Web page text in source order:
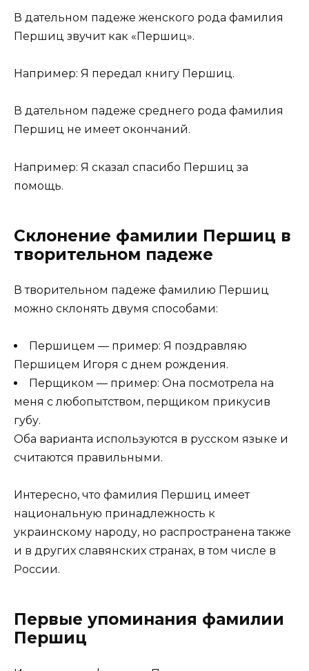
В дательном падеже женского рода фамилия
Першиц звучит как «Першиц».
Например: Я передал книгу Першиц.
В дательном падеже среднего рода фамилия
Першиц не имеет окончаний.
Например: Я сказал спасибо Першиц за
помощь.
Склонение фамилии Першиц в
творительном падеже
В творительном падеже фамилию Першиц
можно склонять двумя способами:
Першицем — пример: Я поздравляю
Першицем Игоря с днем рождения.
Перщиком — пример: Она посмотрела на
меня с любопытством, перщиком прикусив
губу.
Оба варианта используются в русском языке и
считаются правильными.
Интересно, что фамилия Першиц имеет
национальную принадлежность к
украинскому народу, но распространена также
и в других славянских странах, в том числе в
России.
Первые упоминания фамилии
Першиц